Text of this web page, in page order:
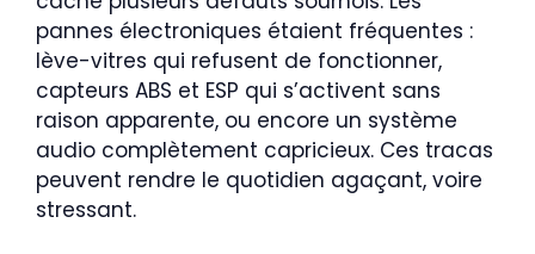
pannes électroniques étaient fréquentes :
lève-vitres qui refusent de fonctionner,
capteurs ABS et ESP qui s’activent sans
raison apparente, ou encore un système
audio complètement capricieux. Ces tracas
peuvent rendre le quotidien agaçant, voire
stressant.